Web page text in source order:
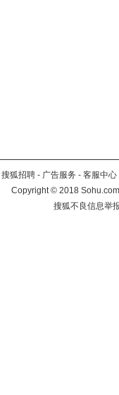
搜狐招聘 - 广告服务 - 客服中心
Copyright©2018
搜狐不良信息举